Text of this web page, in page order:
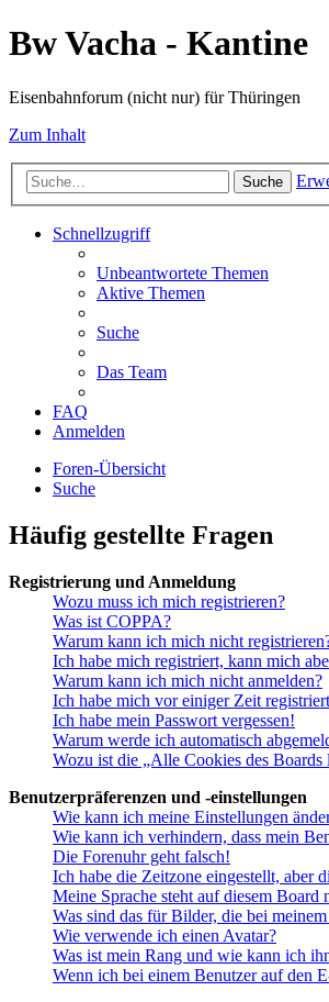
Bw Vacha - Kantine
Eisenbahnforum (nicht nur) für Thüringen
Zum Inhalt
Suche
Schnellzugriff
Unbeantwortete Themen
Aktive Themen
Suche
Das Team
FAQ
Anmelden
Foren-Übersicht
Suche
Häufig gestellte Fragen
Registrierung und Anmeldung
Wozu muss ich mich registrieren?
Was ist COPPA?
Warum kann ich mich nicht
Ich habe mich registriert, kann mich
Warum kann ich mich nicht anmelden?
Ich habe mich vor einiger Zeit
Ich habe mein Passwort vergessen!
Warum werde ich automatisch
Wozu ist die „Alle Cookies des Boards
Benutzerpräferenzen und -einstellungen
Wie kann ich meine Einstellungen
Wie kann ich verhindern, dass mein
Die Forenuhr geht falsch!
Ich habe die Zeitzone eingestellt, aber
Meine Sprache steht auf diesem Board
Was sind das für Bilder, die bei
Wie verwende ich einen Avatar?
Was ist mein Rang und wie kann ich
Wenn ich bei einem Benutzer auf den